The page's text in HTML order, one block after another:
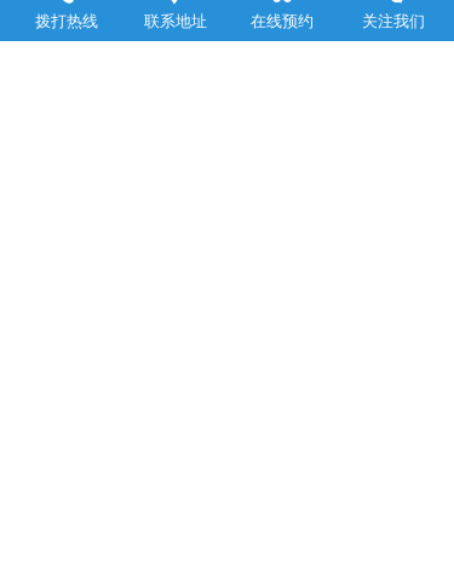
请先
后发表评论~
拨打热线 联系地址 在线预约 关注我们